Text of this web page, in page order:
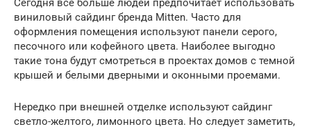
Сегодня все больше людей предпочитает использовать
виниловый сайдинг бренда Mitten. Часто для
оформления помещения используют панели серого,
песочного или кофейного цвета. Наиболее выгодно
такие тона будут смотреться в проектах домов с темной
крышей и белыми дверными и оконными проемами.
Нередко при внешней отделке используют сайдинг
светло-желтого, лимонного цвета. Но следует заметить,